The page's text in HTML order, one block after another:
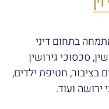
בתחום דיני
סכסוכי גירושין
בציבור, חטיפת ילדים,
ירושה ועוד.